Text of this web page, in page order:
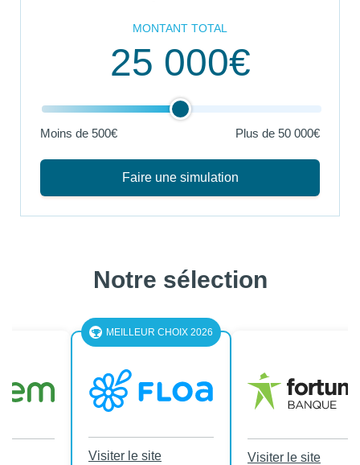
MONTANT TOTAL
25 000€
Moins de 500€ Plus de 50 000€
Faire une simulation
Notre sélection
CHOIX 2026
Visiter le site Visiter le site